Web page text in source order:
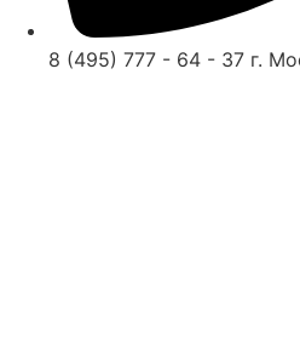
8 (495) 777 - 64 - 37 г.